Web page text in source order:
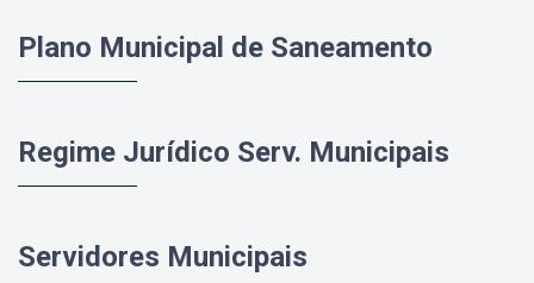
Plano Municipal de Saneamento
Regime Jurídico Serv. Municipais
Servidores Municipais